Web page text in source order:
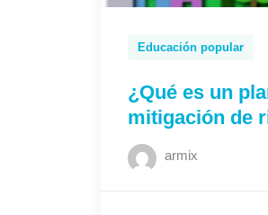
Educación popular
¿Qué es un
mitigación de
armix